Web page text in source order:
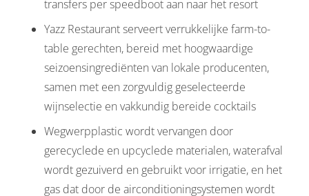
transfers per speedboot aan naar het resort
Yazz Restaurant serveert verrukkelijke farm-to-
table gerechten, bereid met hoogwaardige
seizoensingrediënten van lokale producenten,
samen met een zorgvuldig geselecteerde
wijnselectie en vakkundig bereide cocktails
Wegwerpplastic wordt vervangen door
gerecyclede en upcyclede materialen, waterafval
wordt gezuiverd en gebruikt voor irrigatie, en het
gas dat door de airconditioningsystemen wordt